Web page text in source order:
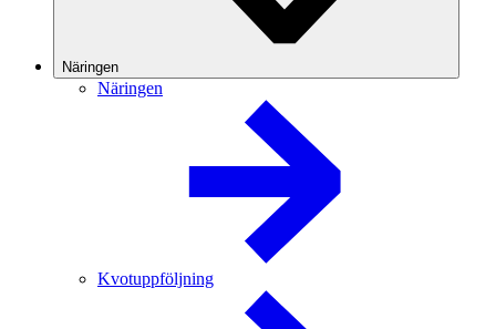
Näringen
Näringen
Kvotuppföljning